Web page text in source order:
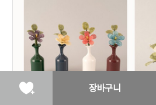
장바구니